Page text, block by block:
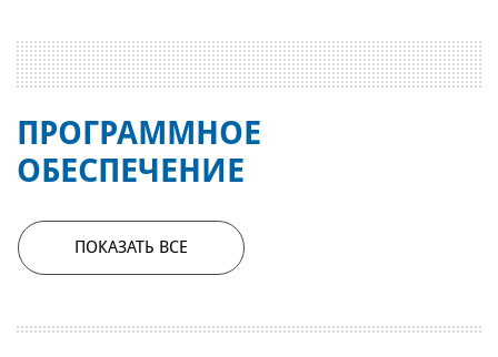
ПРОГРАММНОЕ
ОБЕСПЕЧЕНИЕ
ПОКАЗАТЬ ВСЕ